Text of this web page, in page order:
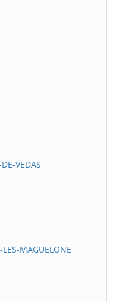
VEDAS
MAGUELONE